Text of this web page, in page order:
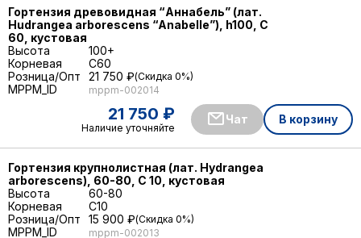
Гортензия древовидная “Аннабель” (лат.
Hudrangea arborescens “Anabelle”), h100, С
60, кустовая
Высота
100+
Корневая
C60
Розница/Опт
21 750 ₽ Скидка 0%
21 750 ₽
Наличие уточняйте
Чат В корзину
MPPM_ID mppm-002014
Гортензия крупнолистная (лат. Hydrangea
arborescens), 60-80, С 10, кустовая
Высота
60-80
Корневая
C10
Розница/Опт
15 900 ₽ Скидка 0%
MPPM_ID mppm-002013